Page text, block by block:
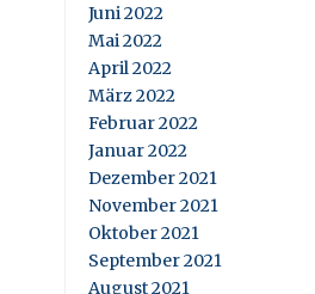
Juni 2022
Mai 2022
April 2022
März 2022
Februar 2022
Januar 2022
Dezember 2021
November 2021
Oktober 2021
September 2021
August 2021